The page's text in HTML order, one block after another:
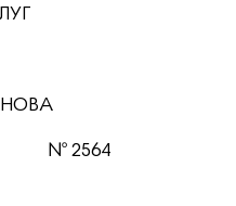
№ 2564